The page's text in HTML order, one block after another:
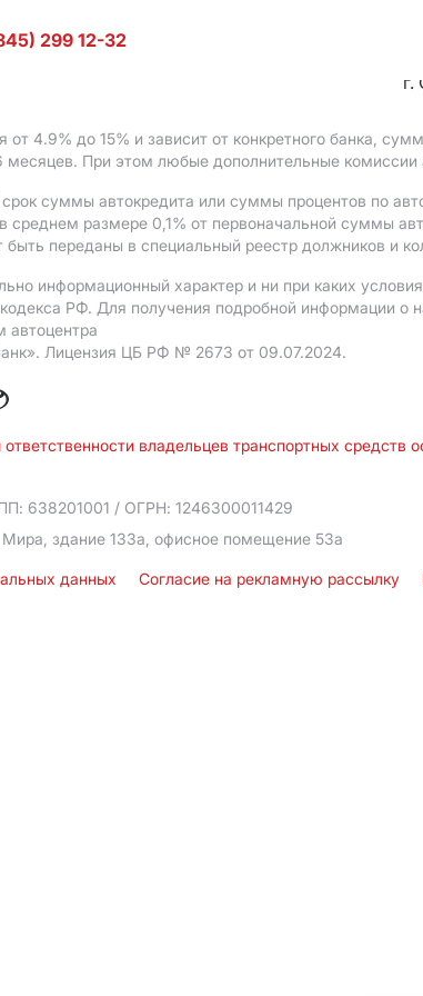
299 12-32
г.
от 4.9% до 15% и зависит от конкретного банка,
месяцев. При этом любые дополнительные
суммы автокредита или суммы процентов по
среднем размере 0,1% от первоначальной суммы
переданы в специальный реестр должников и
информационный характер и ни при каких
РФ. Для получения подробной информации о
автоцентра
Лицензия ЦБ РФ № 2673 от 09.07.2024.
владельцев транспортных
638201001 / ОГРН: 1246300011429
здание 133а, офисное помещение 53а
данных Согласие на рекламную рассылку